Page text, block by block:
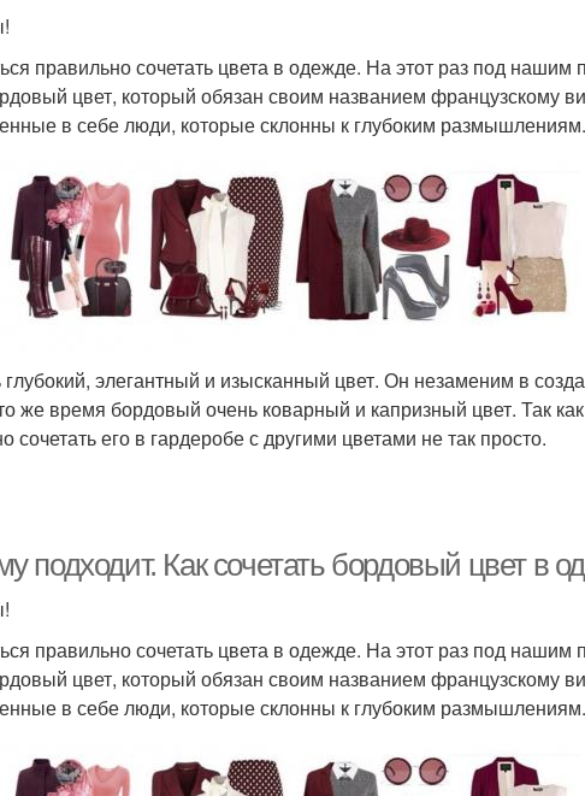
правильно сочетать цвета в одежде. На этот раз под нашим
цвет, который обязан своим названием французскому
в себе люди, которые склонны к глубоким размышлениям.
элегантный и изысканный цвет. Он незаменим в
же время бордовый очень коварный и капризный цвет. Так
сочетать его в гардеробе с другими цветами не так просто.
подходит. Как сочетать бордовый цвет в
правильно сочетать цвета в одежде. На этот раз под нашим
цвет, который обязан своим названием французскому
в себе люди, которые склонны к глубоким размышлениям.